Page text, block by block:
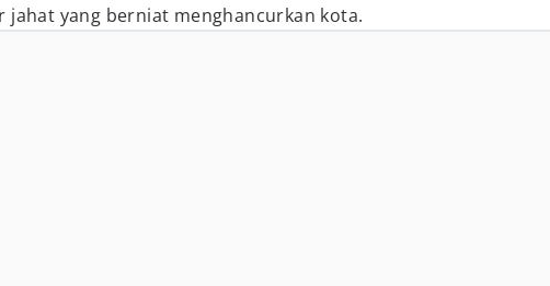
jahat yang berniat menghancurkan kota.